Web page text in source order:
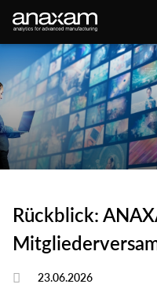
Main
navigation
Unsere Kompetenzen
Ihre Herausforderungen
Kundenprojekte
Über ANAXAM
Rückblick:
23.06.2026